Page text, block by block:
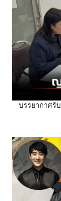
บรรยากาศรั